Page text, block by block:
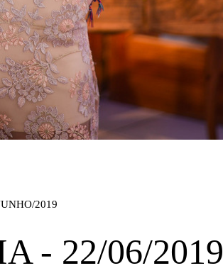
2019
- 22/06/2019